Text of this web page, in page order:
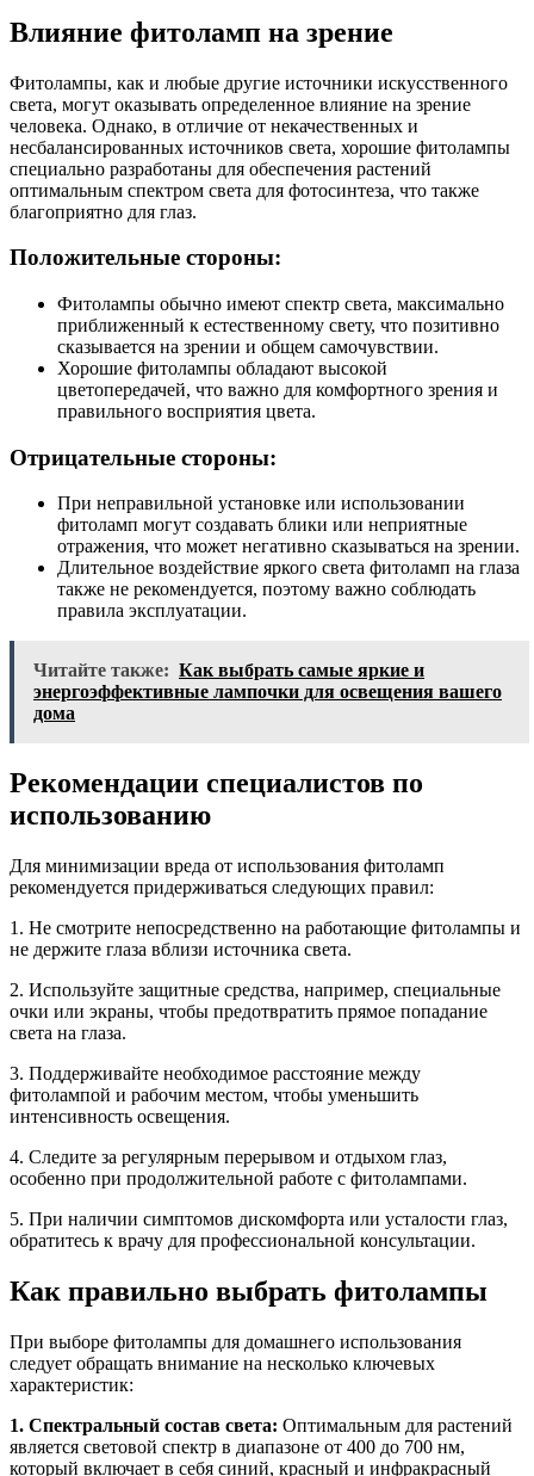
Влияние фитоламп на зрение
Фитолампы, как и любые другие источники искусственного
света, могут оказывать определенное влияние на зрение
человека. Однако, в отличие от некачественных и
несбалансированных источников света, хорошие фитолампы
специально разработаны для обеспечения растений
оптимальным спектром света для фотосинтеза, что также
благоприятно для глаз.
Положительные стороны:
Фитолампы обычно имеют спектр света, максимально
приближенный к естественному свету, что позитивно
сказывается на зрении и общем самочувствии.
Хорошие фитолампы обладают высокой
цветопередачей, что важно для комфортного зрения и
правильного восприятия цвета.
Отрицательные стороны:
При неправильной установке или использовании
фитоламп могут создавать блики или неприятные
отражения, что может негативно сказываться на зрении.
Длительное воздействие яркого света фитоламп на глаза
также не рекомендуется, поэтому важно соблюдать
правила эксплуатации.
Читайте также: Как выбрать самые яркие и
энергоэффективные лампочки для освещения вашего
дома
Рекомендации специалистов по
использованию
Для минимизации вреда от использования фитоламп
рекомендуется придерживаться следующих правил:
1. Не смотрите непосредственно на работающие фитолампы и
не держите глаза вблизи источника света.
2. Используйте защитные средства, например, специальные
очки или экраны, чтобы предотвратить прямое попадание
света на глаза.
3. Поддерживайте необходимое расстояние между
фитолампой и рабочим местом, чтобы уменьшить
интенсивность освещения.
4. Следите за регулярным перерывом и отдыхом глаз,
особенно при продолжительной работе с фитолампами.
5. При наличии симптомов дискомфорта или усталости глаз,
обратитесь к врачу для профессиональной консультации.
Как правильно выбрать фитолампы
При выборе фитолампы для домашнего использования
следует обращать внимание на несколько ключевых
характеристик:
1. Спектральный состав света: Оптимальным для растений
является световой спектр в диапазоне от 400 до 700 нм,
который включает в себя синий, красный и инфракрасный